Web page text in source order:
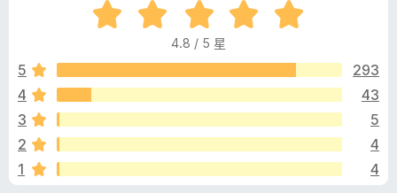
览
器
附
加
件
M
A
T
评
分
.
/
4.8 / 5 星
5
293
4
43
3
5
2
4
1
4